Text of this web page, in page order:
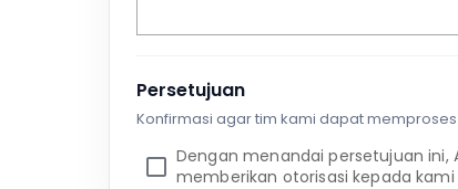
Persetujuan
Konfirmasi agar tim kami dapat
Dengan menandai persetujuan ini,
memberikan otorisasi kepada